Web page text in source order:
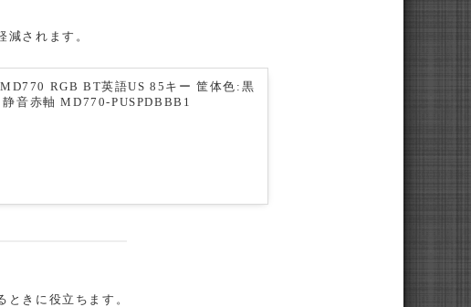
減されます。
RGB BT英語US 85キー 筐体色:黒
音赤軸 MD770-PUSPDBBB1
きに役立ちます。